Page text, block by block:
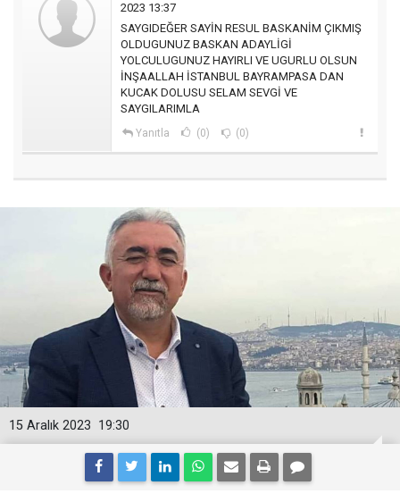
2023 13:37
SAYGIDEĞER SAYİN RESUL BASKANİM ÇIKMIŞ
OLDUGUNUZ BASKAN ADAYLİGİ
YOLCULUGUNUZ HAYIRLI VE UGURLU OLSUN
İNŞAALLAH İSTANBUL BAYRAMPASA DAN
KUCAK DOLUSU SELAM SEVGİ VE
SAYGILARIMLA
Yanıtla (0) (0)
19:30
15 Aralık 2023